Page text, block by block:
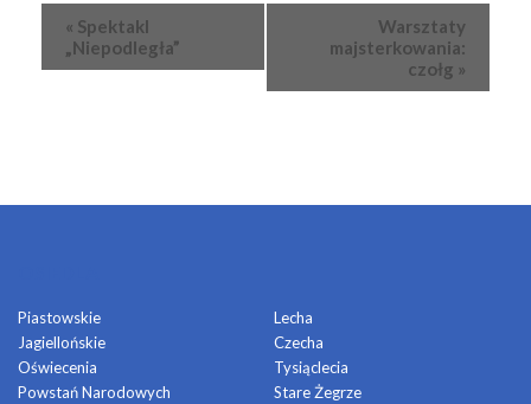
Wydarzenie
Nawigacja
« Spektakl
„Niepodległa”
Warsztaty
majsterkowania:
czołg »
Piastowskie
Jagiellońskie
Oświecenia
Powstań Narodowych
Lecha
Czecha
Tysiąclecia
Stare Żegrze